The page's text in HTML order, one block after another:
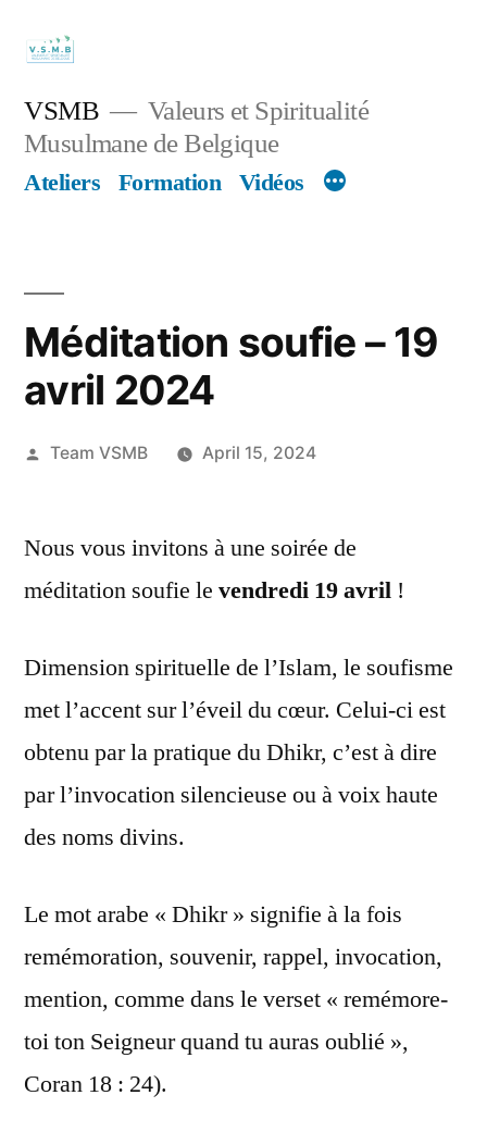
content
VSMB
Valeurs et Spiritualité
Musulmane de Belgique
Ateliers Formation Vidéos
Méditation soufie – 19
avril 2024
Posted
Team VSMB April 15, 2024
Nous vous invitons à une soirée de
méditation soufie le vendredi 19 avril !
Dimension spirituelle de l’Islam, le soufisme
met l’accent sur l’éveil du cœur. Celui-ci est
obtenu par la pratique du Dhikr, c’est à dire
par l’invocation silencieuse ou à voix haute
des noms divins.
Le mot arabe « Dhikr » signifie à la fois
remémoration, souvenir, rappel, invocation,
mention, comme dans le verset « remémore-
toi ton Seigneur quand tu auras oublié »,
Coran 18 : 24).